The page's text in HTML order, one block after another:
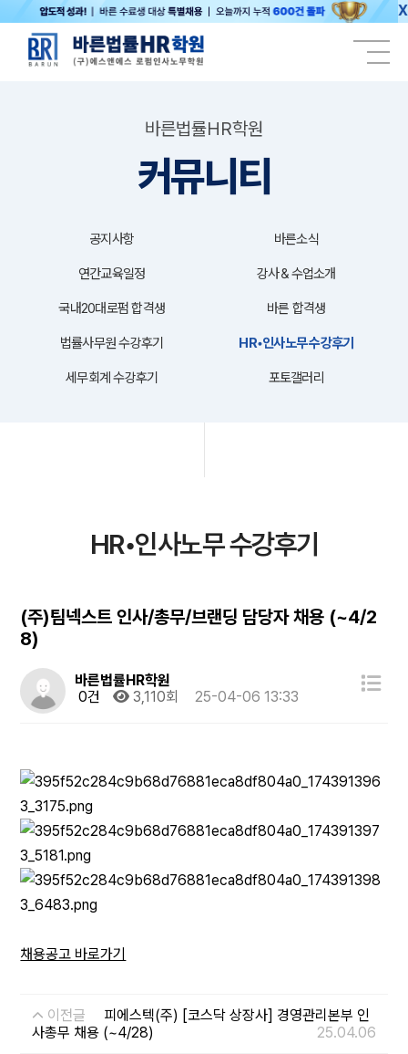
X
바른법률HR학원
커뮤니티
공지사항 바른소식
연간교육일정 강사＆수업소개
국내20대로펌 합격생 바른 합격생
법률사무원 수강후기 HR•인사노무 수강후기
세무회계 수강후기 포토갤러리
HR•인사노무 수강후기
(주)팀넥스트 인사/총무/브랜딩 담당자 채용 (~4/2
8)
바른법률HR학원
0건
3,110회 25-04-06 13:33
채용공고 바로가기
이전글
피에스텍(주) [코스닥 상장사] 경영관리본부 인
사총무 채용 (~4/28)
25.04.06